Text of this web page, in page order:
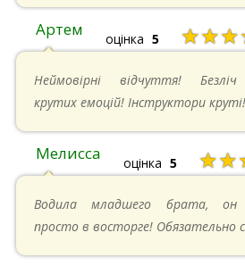
Артем оцінка 5
Неймовірні відчуття! Безліч
крутих емоцій! Інструктори
Мелисса оцінка 5
Водила младшего брата, он
просто в восторге! Обязательно